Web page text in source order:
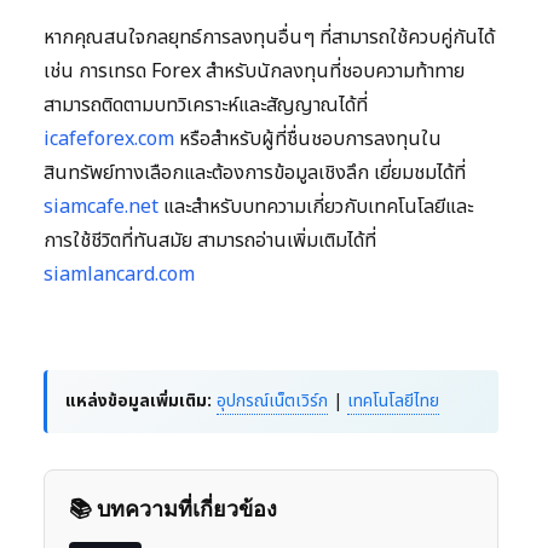
หากคุณสนใจกลยุทธ์การลงทุนอื่นๆ ที่สามารถใช้ควบคู่กันได้
เช่น การเทรด Forex สำหรับนักลงทุนที่ชอบความท้าทาย
สามารถติดตามบทวิเคราะห์และสัญญาณได้ที่
icafeforex.com หรือสำหรับผู้ที่ชื่นชอบการลงทุนใน
สินทรัพย์ทางเลือกและต้องการข้อมูลเชิงลึก เยี่ยมชมได้ที่
siamcafe.net และสำหรับบทความเกี่ยวกับเทคโนโลยีและ
การใช้ชีวิตที่ทันสมัย สามารถอ่านเพิ่มเติมได้ที่
siamlancard.com
แหล่งข้อมูลเพิ่มเติม: อุปกรณ์เน็ตเวิร์ก | เทคโนโลยีไทย
📚 บทความที่เกี่ยวข้อง